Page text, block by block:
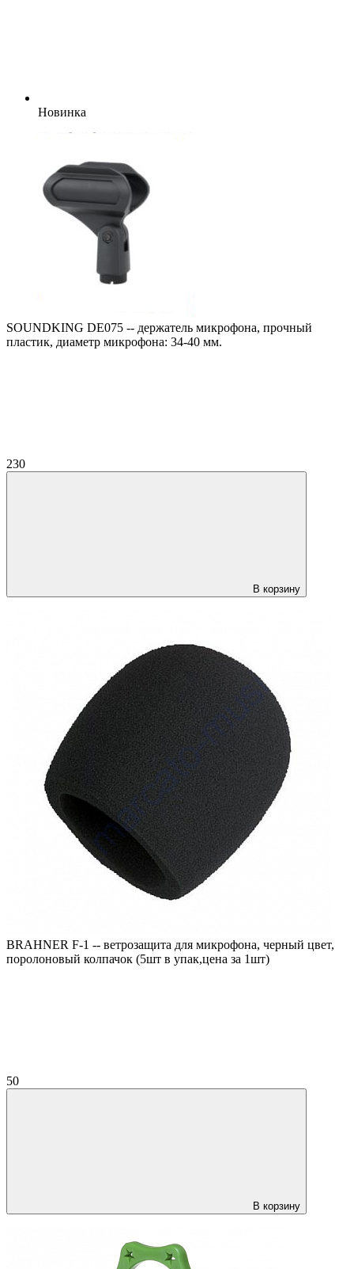
Новинка
SOUNDKING DE075 -- держатель микрофона, прочный
пластик, диаметр микрофона: 34-40 мм.
230
В корзину
BRAHNER F-1 -- ветрозащита для микрофона, черный цвет,
поролоновый колпачок (5шт в упак,цена за 1шт)
50
В корзину